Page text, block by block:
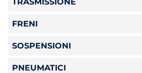
FRENI
SOSPENSIONI
PNEUMATICI